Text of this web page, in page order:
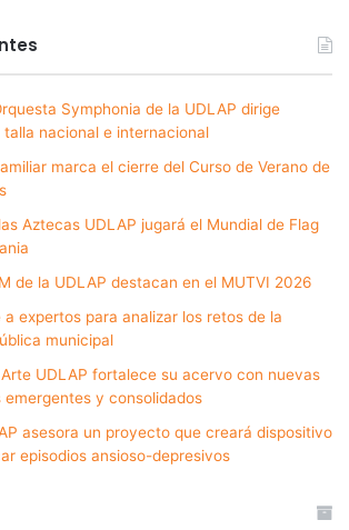
Symphonia de la UDLAP dirige
nacional e internacional
marca el cierre del Curso de Verano de
Aztecas UDLAP jugará el Mundial de Flag
de la UDLAP destacan en el MUTVI 2026
a expertos para analizar los retos de la
municipal
UDLAP fortalece su acervo con nuevas
y consolidados
asesora un proyecto que creará dispositivo
episodios ansioso-depresivos